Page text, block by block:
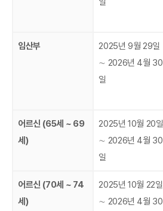
임산부
2025년 9월 29일
∼ 2026년 4월 30
일
어르신 (65세 ~ 69
세)
2025년 10월 20일
∼ 2026년 4월 30
일
어르신 (70세 ~ 74
세)
2025년 10월 22일
∼ 2026년 4월 30